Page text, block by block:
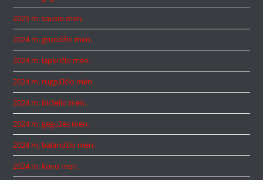
2025 m. sausio mėn.
2024 m. gruodžio mėn.
2024 m. lapkričio mėn.
2024 m. rugpjūčio mėn.
2024 m. birželio mėn.
2024 m. gegužės mėn.
2024 m. balandžio mėn.
2024 m. kovo mėn.